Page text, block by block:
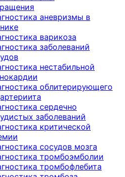
аневризмы в
варикоза
заболеваний
нестабильной
облитерирующего
сердечно
заболеваний
критической
сосудов мозга
тромбоэмболии
тромбофлебита